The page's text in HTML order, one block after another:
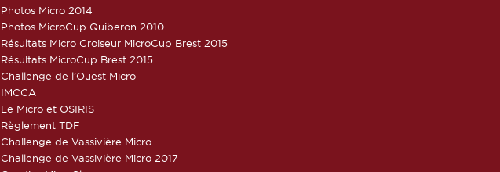
Photos Micro 2014
Photos MicroCup Quiberon 2010
Résultats Micro Croiseur MicroCup Brest 2015
Résultats MicroCup Brest 2015
Challenge de l’Ouest Micro
IMCCA
Le Micro et OSIRIS
Règlement TDF
Challenge de Vassivière Micro
Challenge de Vassivière Micro 2017